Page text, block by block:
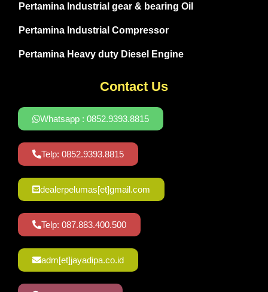
Pertamina Industrial gear & bearing Oil
Pertamina Industrial Compressor
Pertamina Heavy duty Diesel Engine
Contact Us
Whatsapp : 0852.9393.8815
Telp: 0852.9393.8815
dealerpelumas[et]gmail.com
Telp: 087.883.400.500
adm[et]jayadipa.co.id